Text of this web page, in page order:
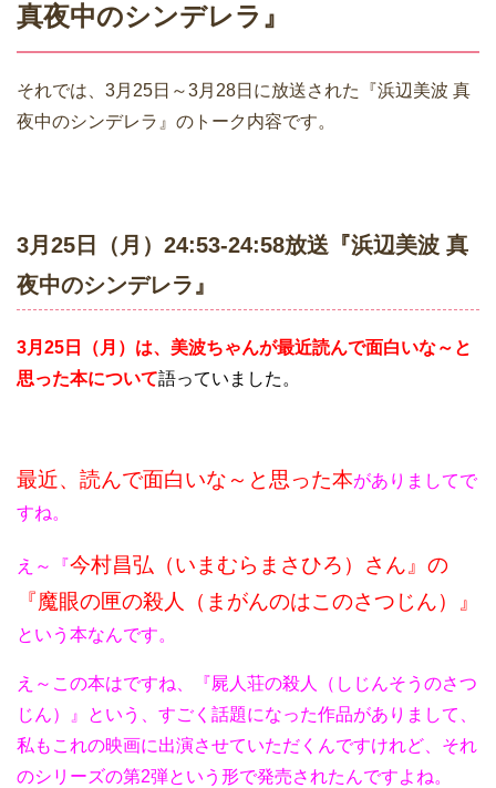
真夜中のシンデレラ』
それでは、3月25日～3月28日に放送された『浜辺美波 真
夜中のシンデレラ』のトーク内容です。
3月25日（月）24:53-24:58放送『浜辺美波 真
夜中のシンデレラ』
3月25日（月）は、美波ちゃんが最近読んで面白いな～と
思った本について語っていました。
最近、読んで面白いな～と思った本がありましてで
すね。
え～『今村昌弘（いまむらまさひろ）さん』の
『魔眼の匣の殺人（まがんのはこのさつじん）』
という本なんです。
え～この本はですね、『屍人荘の殺人（しじんそうのさつ
じん）』という、すごく話題になった作品がありまして、
私もこれの映画に出演させていただくんですけれど、それ
のシリーズの第2弾という形で発売されたんですよね。